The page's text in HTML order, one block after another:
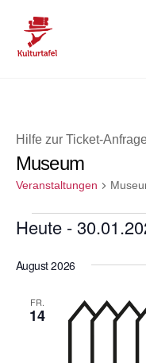
content
Hilfe zur Ticket-
Museum
Veranstaltungen
Heute -
a
August 2026
FR.
14